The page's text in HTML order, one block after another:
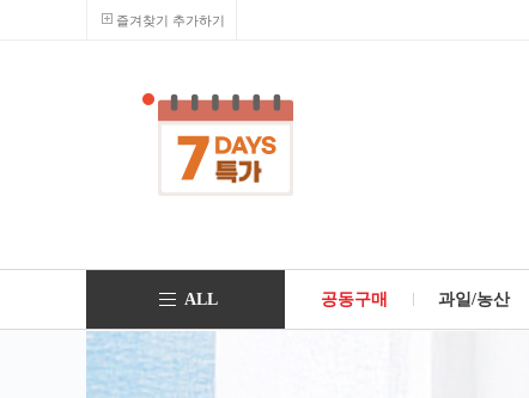
즐겨찾기 추가하기
ALL 공동구매 과일/농산